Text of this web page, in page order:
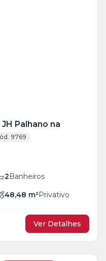
Palhano na
9769
2Banheiros
48,48 m²Privativo
Ver Detalhes